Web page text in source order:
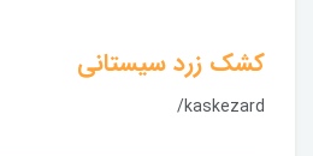
کشک زرد سیستانی
/kaskezard